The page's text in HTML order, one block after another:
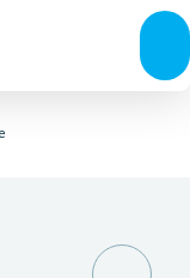
& ventiler